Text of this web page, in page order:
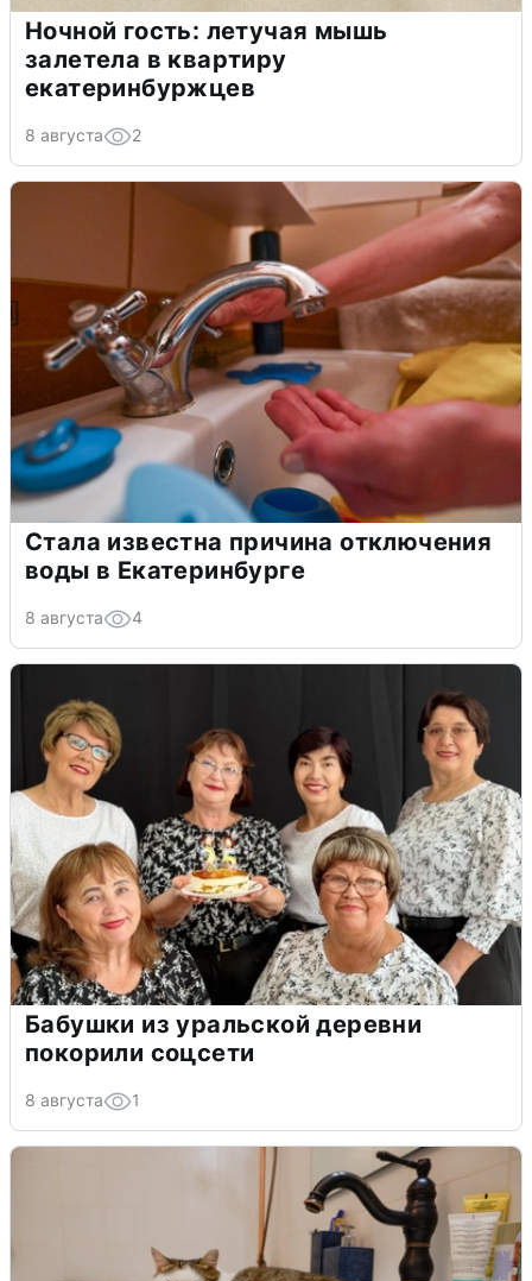
Ночной гость: летучая мышь
залетела в квартиру
екатеринбуржцев
8 августа 2
Стала известна причина отключения
воды в Екатеринбурге
8 августа 4
Бабушки из уральской деревни
покорили соцсети
8 августа 1